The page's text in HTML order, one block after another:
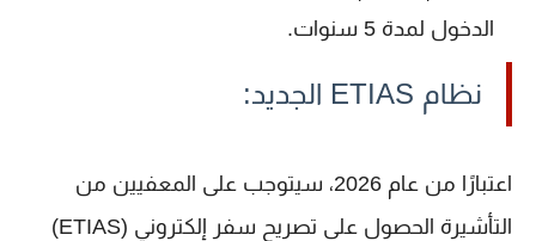
الدخول لمدة 5 سنوات.
نظام ETIAS الجديد:
اعتبارًا من عام 2026، سيتوجب على المعفيين من
التأشيرة الحصول على تصريح سفر إلكتروني (ETIAS)